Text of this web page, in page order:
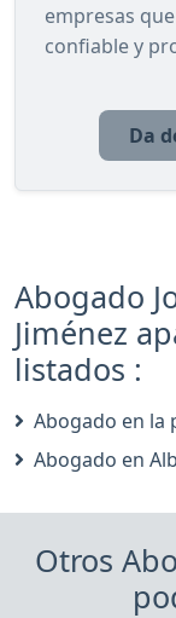
empresas
confiable y
Da
Abogado
Jiménez
listados :
Abogado en la
Abogado en
Otros